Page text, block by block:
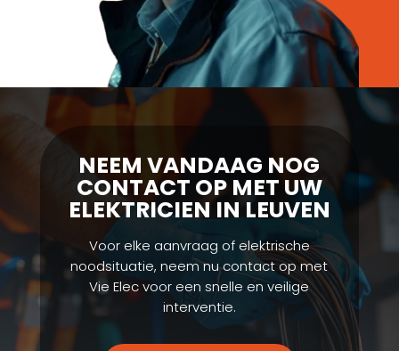
NEEM VANDAAG NOG
CONTACT OP MET UW
ELEKTRICIEN IN LEUVEN
Voor elke aanvraag of elektrische
noodsituatie, neem nu contact op met
Vie Elec voor een snelle en veilige
interventie.